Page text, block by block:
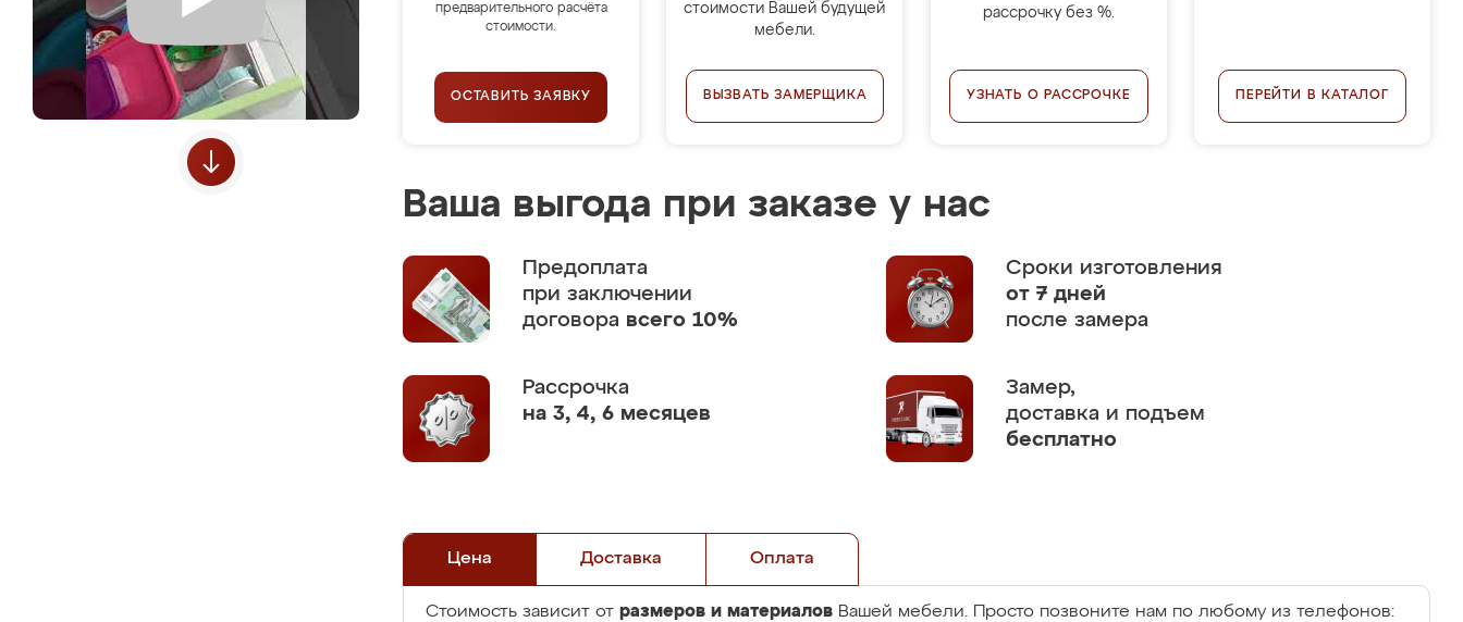
предварительного расчёта
стоимости.
ОСТАВИТЬ ЗАЯВКУ
стоимости Вашей будущей
мебели.
ВЫЗВАТЬ ЗАМЕРЩИКА
рассрочку без %.
УЗНАТЬ О РАССРОЧКЕ ПЕРЕЙТИ В КАТАЛОГ
Ваша выгода при заказе у нас
Предоплата
при заключении
договора всего 10%
Сроки изготовления
от 7 дней
после замера
Рассрочка
на 3, 4, 6 месяцев
Замер,
доставка и подъем
бесплатно
Цена Доставка Оплата
Стоимость зависит от размеров и материалов Вашей мебели. Просто позвоните нам по любому из телефонов: